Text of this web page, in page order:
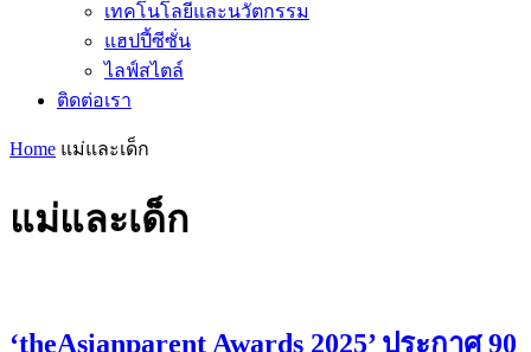
เทคโนโลยีและนวัตกรรม
แฮปปี้ซีซั่น
ไลฟ์สไตล์
ติดต่อเรา
Home แม่และเด็ก
แม่และเด็ก
‘theAsianparent Awards 2025’ ประกาศ 90